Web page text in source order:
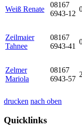
Weiß Renate
08167
6943-12
Zeilmaier
Tahnee
08167
6943-41
Zelmer
Mariola
08167
6943-57
drucken nach oben
Quicklinks